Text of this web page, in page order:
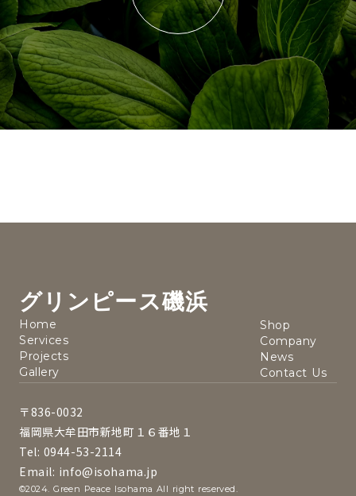
グリンピース磯浜
Home
Services
Projects
Gallery
Shop
Company
News
Contact Us
〒836-0032
福岡県大牟田市新地町１６番地１
Tel: 0944-53-2114
Email: info@isohama.jp
©2024. Green Peace Isohama All right reserved.